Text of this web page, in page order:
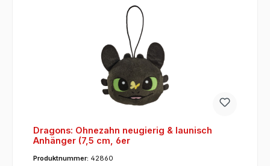
Dragons: Ohnezahn neugierig & launisch
Anhänger (7,5 cm, 6er
Produktnummer: 42860